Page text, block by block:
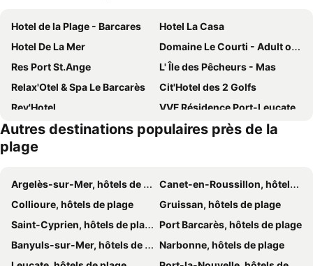
Hotel de la Plage - Barcares
Hotel La Casa
Hotel De La Mer
Domaine Le Courti - Adult only
Res Port St.Ange
L' Île des Pêcheurs - Mas
Relax'Otel & Spa Le Barcarès
Cit'Hotel des 2 Golfs
Rev'Hotel
VVF Résidence Port-Leucate
La Grande Bleue Residence
Hôtel du Port
ibis Styles Perpignan Canet-en-Roussillon
Hôtel Mar I Cel & Spa
Hôtel Les Sables - Urban Style - by Logis Hotels
Le Galion Hotel et Restaurant Canet Plage - Logis
Best Western Plus Hotel Canet-Plage
Hotel Le Regina
Inter-Hotel Regina
Grand Hotel Les Flamants Roses
Logis Hôtel Restaurant Mar I Sol
Autres destinations populaires près de la
plage
Argelès-sur-Mer, hôtels de plage
Canet-en-Roussillon, hôtels de plage
Collioure, hôtels de plage
Gruissan, hôtels de plage
Saint-Cyprien, hôtels de plage
Port Barcarès, hôtels de plage
Banyuls-sur-Mer, hôtels de plage
Narbonne, hôtels de plage